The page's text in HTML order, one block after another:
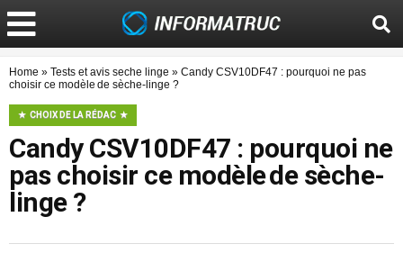
Home » Tests et avis seche linge » Candy CSV10DF47 : pourquoi ne pas
choisir ce modèle de sèche-linge ?
CHOIX DE LA RÉDAC
Candy CSV10DF47 : pourquoi ne
pas choisir ce modèle de sèche-
linge ?